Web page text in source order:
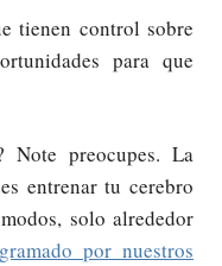
tienen control sobre
para que
Note preocupes. La
entrenar tu cerebro
solo alrededor
por nuestros